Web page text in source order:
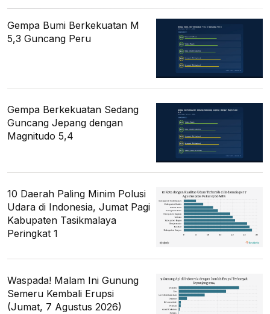
Gempa Bumi Berkekuatan M
5,3 Guncang Peru
Gempa Berkekuatan Sedang
Guncang Jepang dengan
Magnitudo 5,4
10 Daerah Paling Minim Polusi
Udara di Indonesia, Jumat Pagi
Kabupaten Tasikmalaya
Peringkat 1
Waspada! Malam Ini Gunung
Semeru Kembali Erupsi
(Jumat, 7 Agustus 2026)